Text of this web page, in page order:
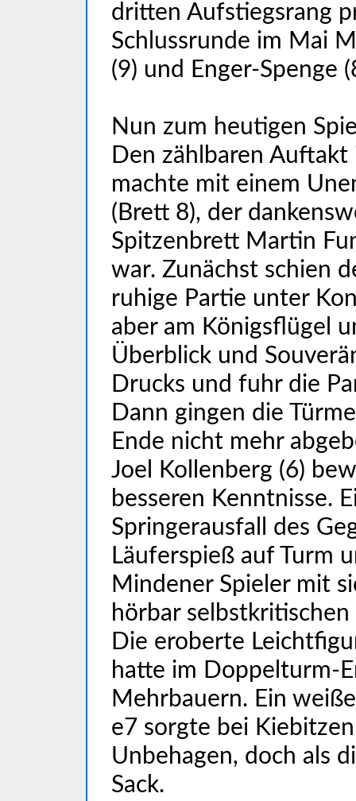
dritten Aufstiegsrang
Schlussrunde im Mai
(9) und Enger-Spenge
Nun zum heutigen
Den zählbaren
machte mit einem
(Brett 8), der
Spitzenbrett Martin
war. Zunächst schien
ruhige Partie unter
aber am Königsflügel
Überblick und
Drucks und fuhr die
Dann gingen die
Ende nicht mehr
Joel Kollenberg (6)
besseren Kenntnisse.
Springerausfall des
Läuferspieß auf Turm
Mindener Spieler mit
hörbar
Die eroberte
hatte im Doppelturm-
Mehrbauern. Ein
e7 sorgte bei
Unbehagen, doch als
Sack.